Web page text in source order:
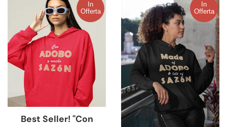
Best Seller! "Con
In
Offerta
In
Offerta